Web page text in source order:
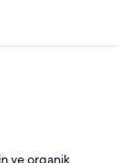
ve organik